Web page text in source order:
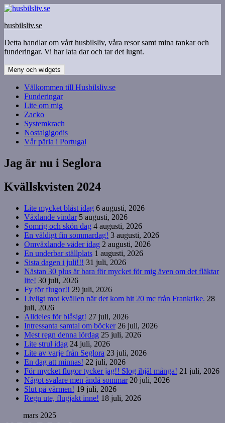
Hoppa
innehåll
husbilsliv.se
Detta handlar om vårt husbilsliv, våra resor samt mina tankar och
funderingar. Vi har lata dar och tar det lugnt.
Meny och widgets
Välkommen till Husbilsliv.se
Funderingar
Lite om mig
Zacko
Systemkrach
Nostalgigodis
Vår pärla i Portugal
Jag är nu i Seglora
Kvällskvisten 2024
Lite mycket blåst idag 6 augusti, 2026
Växlande vindar 5 augusti, 2026
Somrig och skön dag 4 augusti, 2026
En väldigt fin sommardag! 3 augusti, 2026
Omväxlande väder idag 2 augusti, 2026
En underbar ställplats 1 augusti, 2026
Sista dagen i juli!!! 31 juli, 2026
Nästan 30 plus är bara för mycket för mig även om det fläktar
lite! 30 juli, 2026
Fy för flugor!! 29 juli, 2026
Livligt mot kvällen när det kom hit 20 mc från Frankrike. 28
juli, 2026
Alldeles för blåsigt! 27 juli, 2026
Intressanta samtal om böcker 26 juli, 2026
Mest regn denna lördag 25 juli, 2026
Lite strul idag 24 juli, 2026
Lite av varje från Seglora 23 juli, 2026
En dag att minnas! 22 juli, 2026
För mycket flugor tycker jag!! Slog ihjäl många! 21 juli, 2026
Något svalare men ändå sommar 20 juli, 2026
Slut på värmen! 19 juli, 2026
Regn ute, flugjakt inne! 18 juli, 2026
mars 2025